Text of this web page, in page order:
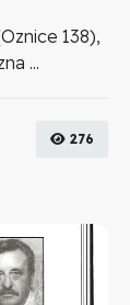
138),
...
276